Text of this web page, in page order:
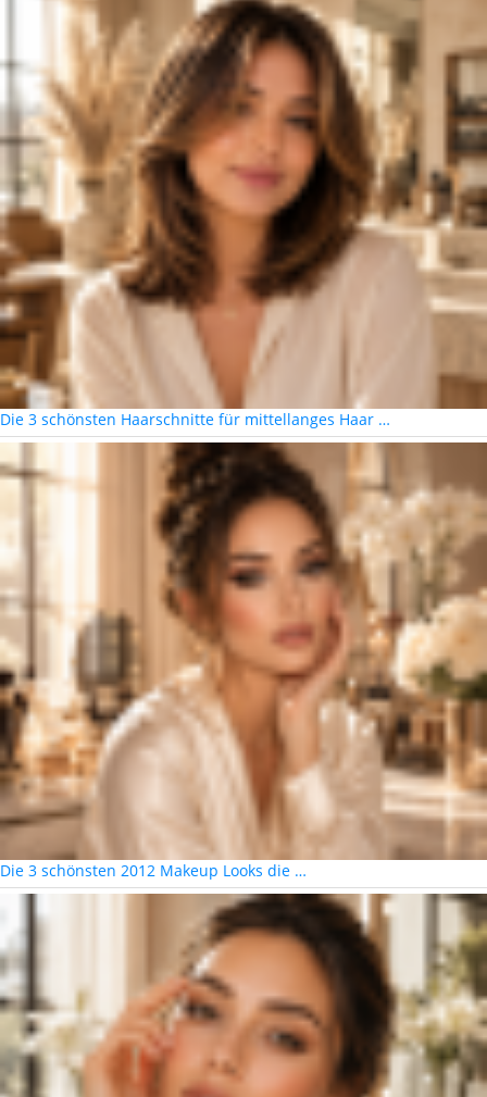
Die 3 schönsten Haarschnitte für mittellanges Haar …
Die 3 schönsten 2012 Makeup Looks die …